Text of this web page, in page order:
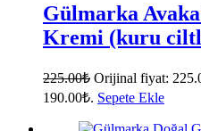
Gülmarka
Kremi (kuru
225.00₺ Orijinal fiyat:
190.00₺. Sepete Ekle